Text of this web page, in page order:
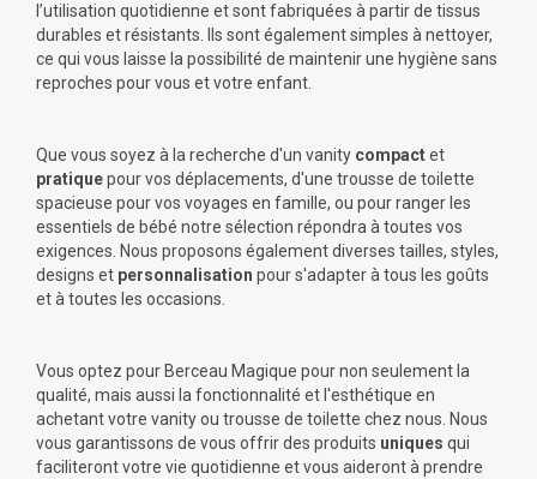
l’utilisation quotidienne et sont fabriquées à partir de tissus
durables et résistants. Ils sont également simples à nettoyer,
ce qui vous laisse la possibilité de maintenir une hygiène sans
reproches pour vous et votre enfant.
Que vous soyez à la recherche d'un vanity compactet
pratiquepour vos déplacements, d'une trousse de toilette
spacieuse pour vos voyages en famille, ou pour ranger les
essentiels de bébé notre sélection répondra à toutes vos
exigences. Nous proposons également diverses tailles, styles,
designs et personnalisation pour s'adapter à tous les goûts
et à toutes les occasions.
Vous optez pour Berceau Magique pour non seulement la
qualité, mais aussi la fonctionnalité et l'esthétique en
achetant votre vanity ou trousse de toilette chez nous. Nous
vous garantissons de vous offrir des produits uniques qui
faciliteront votre vie quotidienne et vous aideront à prendre